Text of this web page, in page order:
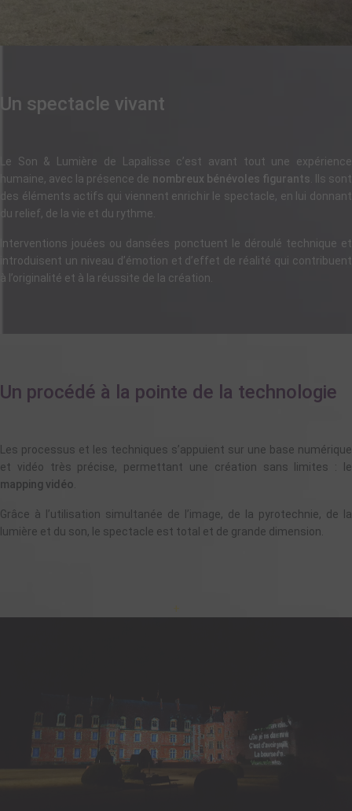
Un spectacle vivant
Le Son & Lumière de Lapalisse c’est avant tout une expérience
humaine, avec la présence de nombreux bénévoles figurants . Ils sont
des éléments actifs qui viennent enrichir le spectacle, en lui donnant
du relief, de la vie et du rythme.
Interventions jouées ou dansées ponctuent le déroulé technique et
introduisent un niveau d’émotion et d’effet de réalité qui contribuent
à l’originalité et à la réussite de la création.
Un procédé à la pointe de la technologie
Les processus et les techniques s’appuient sur une base numérique
et vidéo très précise, permettant une création sans limites : le
mapping vidéo
Grâce à l’utilisation simultanée de l’image, de la pyrotechnie, de la
lumière et du son, le spectacle est total et de grande dimension.
+